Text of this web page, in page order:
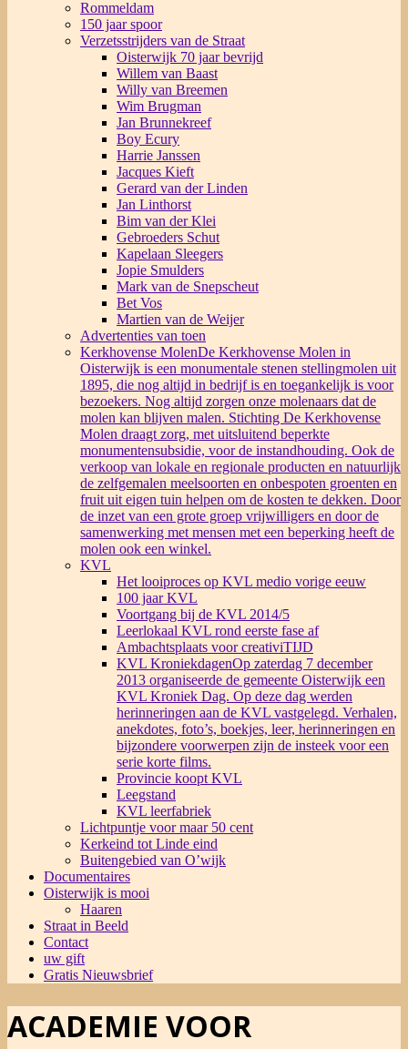
Rommeldam
150 jaar spoor
Verzetsstrijders van de Straat
Oisterwijk 70 jaar bevrijd
Willem van Baast
Willy van Breemen
Wim Brugman
Jan Brunnekreef
Boy Ecury
Harrie Janssen
Jacques Kieft
Gerard van der Linden
Jan Linthorst
Bim van der Klei
Gebroeders Schut
Kapelaan Sleegers
Jopie Smulders
Mark van de Snepscheut
Bet Vos
Martien van de Weijer
Advertenties van toen
Kerkhovense MolenDe Kerkhovense Molen in
Oisterwijk is een monumentale stenen stellingmolen uit
1895, die nog altijd in bedrijf is en toegankelijk is voor
bezoekers. Nog altijd zorgen onze molenaars dat de
molen kan blijven malen. Stichting De Kerkhovense
Molen draagt zorg, met uitsluitend beperkte
monumentensubsidie, voor de instandhouding. Ook de
verkoop van lokale en regionale producten en natuurlijk
de zelfgemalen meelsoorten en onbespoten groenten en
fruit uit eigen tuin helpen om de kosten te dekken. Door
de inzet van een grote groep vrijwilligers en door de
samenwerking met mensen met een beperking heeft de
molen ook een winkel.
KVL
Het looiproces op KVL medio vorige eeuw
100 jaar KVL
Voortgang bij de KVL 2014/5
Leerlokaal KVL rond eerste fase af
Ambachtsplaats voor creativiTIJD
KVL KroniekdagenOp zaterdag 7 december
2013 organiseerde de gemeente Oisterwijk een
KVL Kroniek Dag. Op deze dag werden
herinneringen aan de KVL vastgelegd. Verhalen,
anekdotes, foto’s, boekjes, leer, herinneringen en
bijzondere voorwerpen zijn de insteek voor een
serie korte films.
Provincie koopt KVL
Leegstand
KVL leerfabriek
Lichtpuntje voor maar 50 cent
Kerkeind tot Linde eind
Buitengebied van O’wijk
Documentaires
Oisterwijk is mooi
Haaren
Straat in Beeld
Contact
uw gift
Gratis Nieuwsbrief
ACADEMIE VOOR